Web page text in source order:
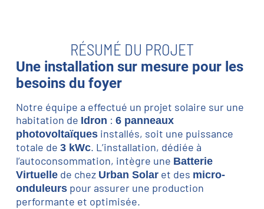
RÉSUMÉ DU PROJET
Une installation sur mesure pour les
besoins du foyer
Notre équipe a effectué un projet solaire sur une
habitation de Idron : 6 panneaux
photovoltaïquesinstallés, soit une puissance
totale de 3 kWc. L’installation, dédiée à
l’autoconsommation, intègre une Batterie
Virtuellede chez Urban Solaret des micro-
onduleurspour assurer une production
performante et optimisée.